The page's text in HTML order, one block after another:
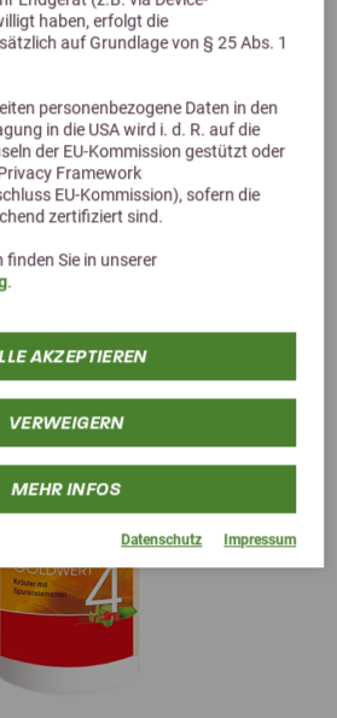
haben, erfolgt die
auf Grundlage von § 25 Abs. 1
personenbezogene Daten in den
in die USA wird i. d. R. auf die
der EU-Kommission gestützt oder
Framework
EU-Kommission), sofern die
zertifiziert sind.
Sie in unserer
.
AKZEPTIEREN
VERWEIGERN
MEHR INFOS
Datenschutz Impressum
5,0 (1 Bewertungen)
26 Prinzessinnenglück Human
Algen, Nachtkerzenöl und mehr
ab 24,00 €